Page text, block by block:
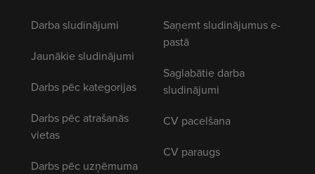
Darba sludinājumi
Jaunākie sludinājumi
Darbs pēc kategorijas
Darbs pēc atrašanās
vietas
Darbs pēc uzņēmuma
Saņemt sludinājumus e-
pastā
Saglabātie darba
sludinājumi
CV pacelšana
CV paraugs